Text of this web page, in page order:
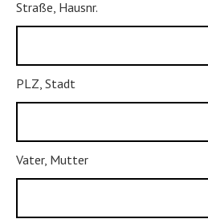
Straße, Hausnr.
PLZ, Stadt
Vater, Mutter